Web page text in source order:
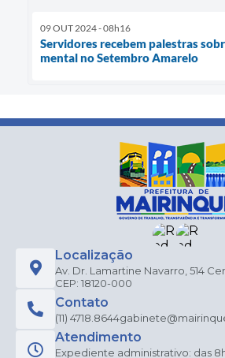
09 OUT 2024 - 08h16
Servidores recebem palestras
mental no Setembro Amarelo
Localização
Av. Dr. Lamartine Navarro, 514
CEP: 18120-000
Contato
(11) 4718.8644
Atendimento
Expediente administrativo: das